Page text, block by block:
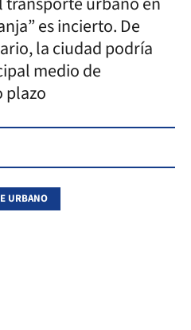
es incierto. De
la ciudad podría
medio de
plazo
URBANO